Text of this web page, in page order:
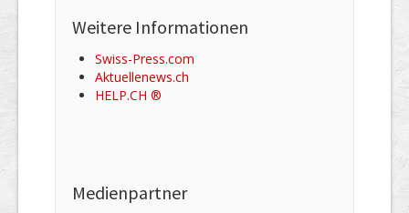
Weitere Informationen
Swiss-Press.com
Aktuellenews.ch
HELP.CH ®
Medienpartner